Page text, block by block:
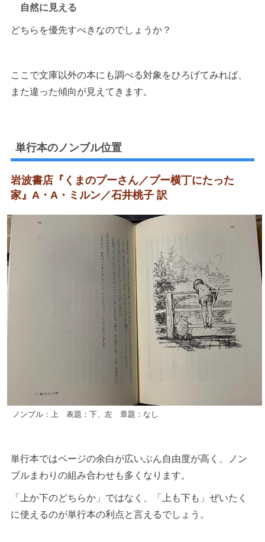
自然に見える
どちらを優先すべきなのでしょうか？
ここで文庫以外の本にも調べる対象をひろげてみれば、
また違った傾向が見えてきます。
単行本のノンブル位置
岩波書店『くまのプーさん／プー横丁にたった
家』A・A・ミルン／石井桃子 訳
ノンブル：上 表題：下、左 章題：なし
単行本ではページの余白が広いぶん自由度が高く、ノン
ブルまわりの組み合わせも多くなります。
「上か下のどちらか」ではなく、「上も下も」ぜいたく
に使えるのが単行本の利点と言えるでしょう。